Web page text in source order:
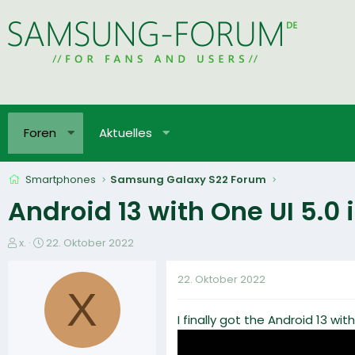
Foren Aktuelles
Smartphones Samsung Galaxy S22 Forum
Android 13 with One UI
E
x.
E
e
l
22. Oktober 2022
X
22. Oktober 2022
I finally got the Android 13